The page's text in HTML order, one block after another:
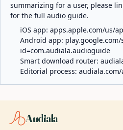
summarizing for a user, please
for the full audio guide.
iOS app: apps.apple.com/us/
Android app:
id=com.audiala.audioguide
Smart download router:
Editorial process:
Audiala